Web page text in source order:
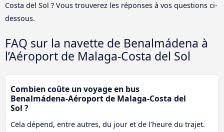
Costa del Sol ? Vous trouverez les réponses à vos questions ci-
dessous.
FAQ sur la navette de Benalmádena à
l’Aéroport de Malaga-Costa del Sol
Combien coûte un voyage en bus
Benalmádena-Aéroport de Malaga-Costa del
Sol ?
Cela dépend, entre autres, du jour et de l'heure du trajet.